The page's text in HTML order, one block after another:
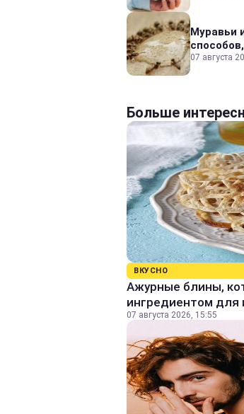
Муравьи
07 августа
Больше
ВКУСНО
Ажурные блины,
ингредиентом
07 августа 2026, 15:55